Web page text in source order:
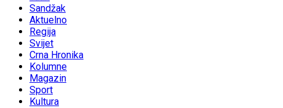
Sandžak
Aktuelno
Regija
Svijet
Crna Hronika
Kolumne
Magazin
Sport
Kultura